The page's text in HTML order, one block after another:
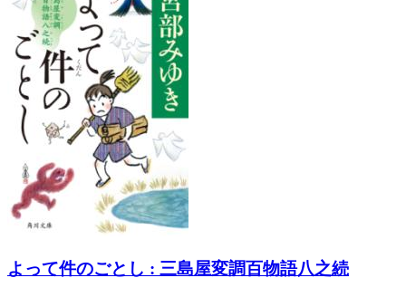
よって件のごとし : 三島屋変調百物語八之続